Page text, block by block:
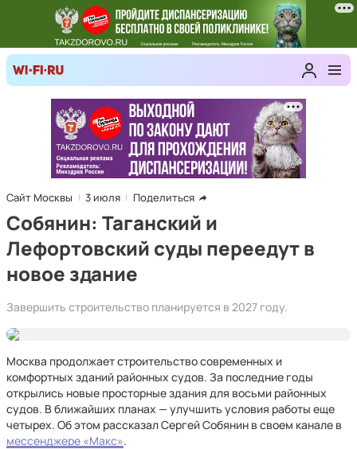
Сайт Москвы 3 июля Поделиться
Собянин: Таганский и
Лефортовский суды переедут в
новое здание
Завершить строительство планируется в 2027 году.
Москва продолжает строительство современных и
комфортных зданий районных судов. За последние годы
открылись новые просторные здания для восьми районных
судов. В ближайших планах — улучшить условия работы еще
четырех. Об этом рассказал Сергей Собянин в своем канале в
мессенджере «Макс».